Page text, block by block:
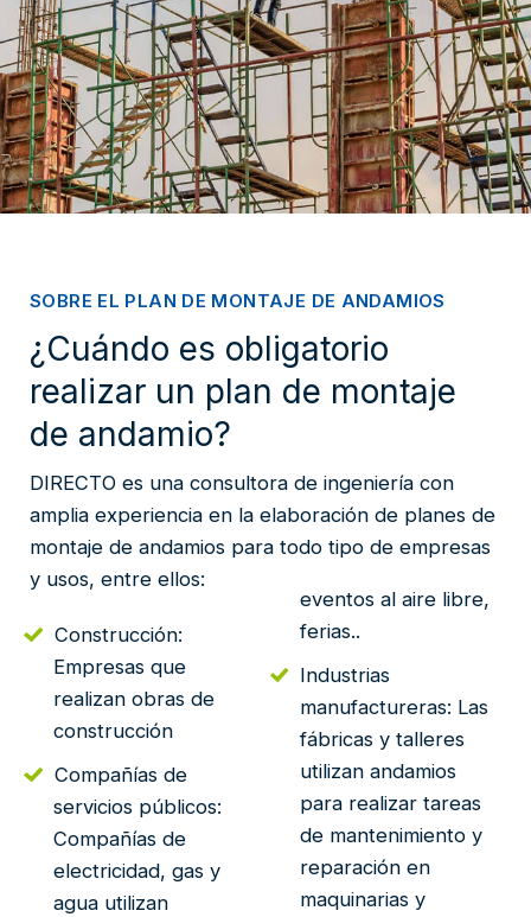
SOBRE EL PLAN DE MONTAJE DE ANDAMIOS
¿Cuándo es obligatorio
realizar un plan de montaje
de andamio?
DIRECTO es una consultora de ingeniería con
amplia experiencia en la elaboración de planes de
montaje de andamios para todo tipo de empresas
y usos, entre ellos:
Construcción:
Empresas que
realizan obras de
construcción
Compañías de
servicios públicos:
Compañías de
electricidad, gas y
agua utilizan
eventos al aire libre,
ferias..
Industrias
manufactureras: Las
fábricas y talleres
utilizan andamios
para realizar tareas
de mantenimiento y
reparación en
maquinarias y